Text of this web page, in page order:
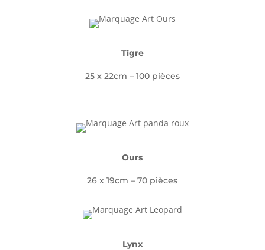
Tigre
25 x 22cm – 100 pièces
Ours
26 x 19cm – 70 pièces
Lynx